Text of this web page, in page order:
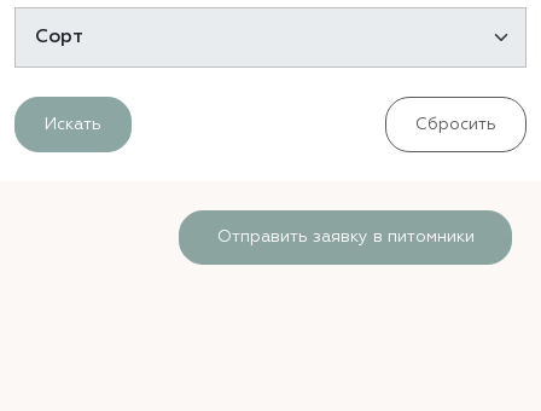
Искать Сбросить
Отправить заявку в питомники